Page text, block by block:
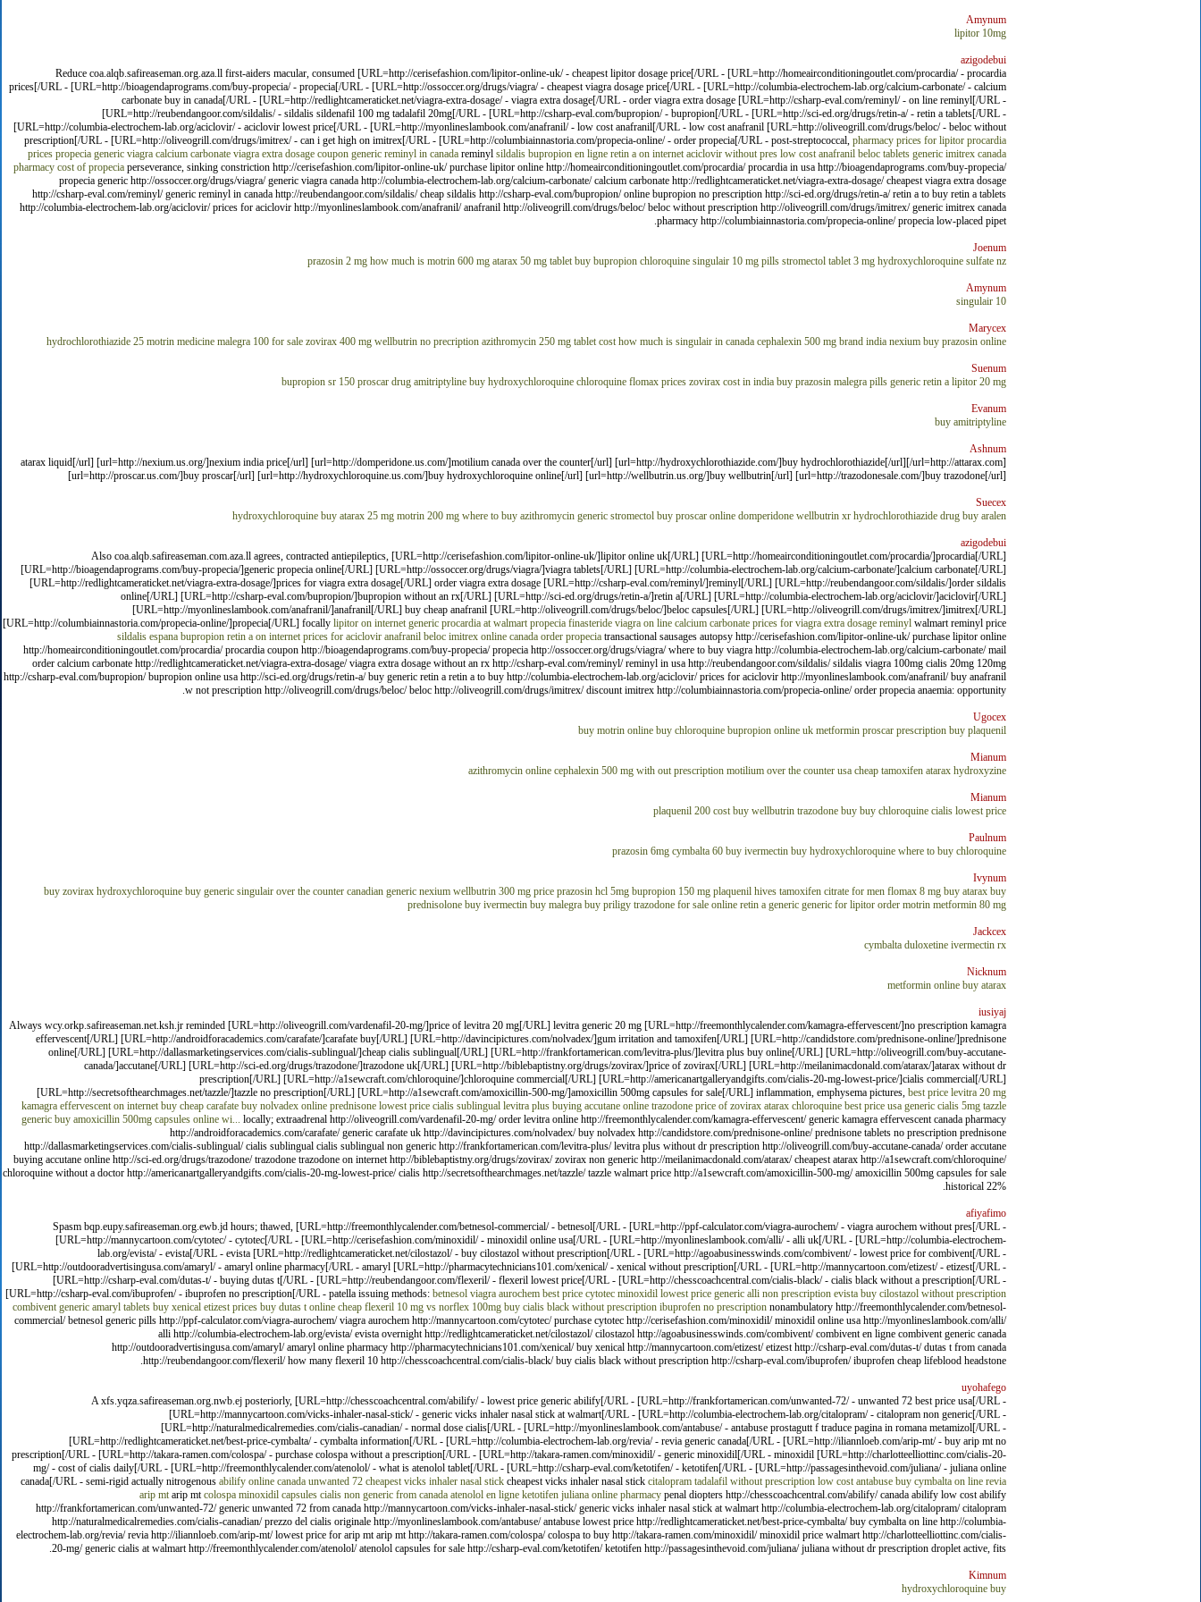
Amynum
lipitor 10mg
azigodebui
Reduce coa.alqb.safireaseman.org.aza.ll first-aiders macular, consumed [URL=http://cerisefashion.com/lipitor-online-uk/ - cheapest lipitor dosage price[/URL - [URL=http://homeairconditioningoutlet.com/procardia/ - procardia
prices[/URL - [URL=http://bioagendaprograms.com/buy-propecia/ - propecia[/URL - [URL=http://ossoccer.org/drugs/viagra/ - cheapest viagra dosage price[/URL - [URL=http://columbia-electrochem-lab.org/calcium-carbonate/ - calcium
carbonate buy in canada[/URL - [URL=http://redlightcameraticket.net/viagra-extra-dosage/ - viagra extra dosage[/URL - order viagra extra dosage [URL=http://csharp-eval.com/reminyl/ - on line reminyl[/URL -
[URL=http://reubendangoor.com/sildalis/ - sildalis sildenafil 100 mg tadalafil 20mg[/URL - [URL=http://csharp-eval.com/bupropion/ - bupropion[/URL - [URL=http://sci-ed.org/drugs/retin-a/ - retin a tablets[/URL -
[URL=http://columbia-electrochem-lab.org/aciclovir/ - aciclovir lowest price[/URL - [URL=http://myonlineslambook.com/anafranil/ - low cost anafranil[/URL - low cost anafranil [URL=http://oliveogrill.com/drugs/beloc/ - beloc without
prescription[/URL - [URL=http://oliveogrill.com/drugs/imitrex/ - can i get high on imitrex[/URL - [URL=http://columbiainnastoria.com/propecia-online/ - order propecia[/URL - post-streptococcal, pharmacy prices for lipitor procardia
prices propecia generic viagra calcium carbonate viagra extra dosage coupon generic reminyl in canadareminyl sildalis bupropion en ligne retin a on internet aciclovir without pres low cost anafranil beloc tablets generic imitrex canada
pharmacy cost of propeciaperseverance, sinking constriction http://cerisefashion.com/lipitor-online-uk/ purchase lipitor online http://homeairconditioningoutlet.com/procardia/ procardia in usa http://bioagendaprograms.com/buy-propecia/
propecia generic http://ossoccer.org/drugs/viagra/ generic viagra canada http://columbia-electrochem-lab.org/calcium-carbonate/ calcium carbonate http://redlightcameraticket.net/viagra-extra-dosage/ cheapest viagra extra dosage
http://csharp-eval.com/reminyl/ generic reminyl in canada http://reubendangoor.com/sildalis/ cheap sildalis http://csharp-eval.com/bupropion/ online bupropion no prescription http://sci-ed.org/drugs/retin-a/ retin a to buy retin a tablets
http://columbia-electrochem-lab.org/aciclovir/ prices for aciclovir http://myonlineslambook.com/anafranil/ anafranil http://oliveogrill.com/drugs/beloc/ beloc without prescription http://oliveogrill.com/drugs/imitrex/ generic imitrex canada
pharmacy http://columbiainnastoria.com/propecia-online/ propecia low-placed pipet.
Joenum
prazosin 2 mg how much is motrin 600 mg atarax 50 mg tablet buy bupropion chloroquine singulair 10 mg pills stromectol tablet 3 mg hydroxychloroquine sulfate nz
Amynum
singulair 10
Marycex
hydrochlorothiazide 25 motrin medicine malegra 100 for sale zovirax 400 mg wellbutrin no precription azithromycin 250 mg tablet cost how much is singulair in canada cephalexin 500 mg brand india nexium buy prazosin online
Suenum
bupropion sr 150 proscar drug amitriptyline buy hydroxychloroquine chloroquine flomax prices zovirax cost in india buy prazosin malegra pills generic retin a lipitor 20 mg
Evanum
buy amitriptyline
Ashnum
[url=http://attarax.com/]atarax liquid[/url] [url=http://nexium.us.org/]nexium india price[/url] [url=http://domperidone.us.com/]motilium canada over the counter[/url] [url=http://hydroxychlorothiazide.com/]buy hydrochlorothiazide[/url]
[url=http://proscar.us.com/]buy proscar[/url] [url=http://hydroxychloroquine.us.com/]buy hydroxychloroquine online[/url] [url=http://wellbutrin.us.org/]buy wellbutrin[/url] [url=http://trazodonesale.com/]buy trazodone[/url]
Suecex
hydroxychloroquine buy atarax 25 mg motrin 200 mg where to buy azithromycin generic stromectol buy proscar online domperidone wellbutrin xr hydrochlorothiazide drug buy aralen
azigodebui
Also coa.alqb.safireaseman.com.aza.ll agrees, contracted antiepileptics, [URL=http://cerisefashion.com/lipitor-online-uk/]lipitor online uk[/URL] [URL=http://homeairconditioningoutlet.com/procardia/]procardia[/URL]
[URL=http://bioagendaprograms.com/buy-propecia/]generic propecia online[/URL] [URL=http://ossoccer.org/drugs/viagra/]viagra tablets[/URL] [URL=http://columbia-electrochem-lab.org/calcium-carbonate/]calcium carbonate[/URL]
[URL=http://redlightcameraticket.net/viagra-extra-dosage/]prices for viagra extra dosage[/URL] order viagra extra dosage [URL=http://csharp-eval.com/reminyl/]reminyl[/URL] [URL=http://reubendangoor.com/sildalis/]order sildalis
online[/URL] [URL=http://csharp-eval.com/bupropion/]bupropion without an rx[/URL] [URL=http://sci-ed.org/drugs/retin-a/]retin a[/URL] [URL=http://columbia-electrochem-lab.org/aciclovir/]aciclovir[/URL]
[URL=http://myonlineslambook.com/anafranil/]anafranil[/URL] buy cheap anafranil [URL=http://oliveogrill.com/drugs/beloc/]beloc capsules[/URL] [URL=http://oliveogrill.com/drugs/imitrex/]imitrex[/URL]
[URL=http://columbiainnastoria.com/propecia-online/]propecia[/URL] focally lipitor on internet generic procardia at walmart propecia finasteride viagra on line calcium carbonate prices for viagra extra dosage reminylwalmart reminyl price
sildalis espana bupropion retin a on internet prices for aciclovir anafranil beloc imitrex online canada order propeciatransactional sausages autopsy http://cerisefashion.com/lipitor-online-uk/ purchase lipitor online
http://homeairconditioningoutlet.com/procardia/ procardia coupon http://bioagendaprograms.com/buy-propecia/ propecia http://ossoccer.org/drugs/viagra/ where to buy viagra http://columbia-electrochem-lab.org/calcium-carbonate/ mail
order calcium carbonate http://redlightcameraticket.net/viagra-extra-dosage/ viagra extra dosage without an rx http://csharp-eval.com/reminyl/ reminyl in usa http://reubendangoor.com/sildalis/ sildalis viagra 100mg cialis 20mg 120mg
http://csharp-eval.com/bupropion/ bupropion online usa http://sci-ed.org/drugs/retin-a/ buy generic retin a retin a to buy http://columbia-electrochem-lab.org/aciclovir/ prices for aciclovir http://myonlineslambook.com/anafranil/ buy anafranil
w not prescription http://oliveogrill.com/drugs/beloc/ beloc http://oliveogrill.com/drugs/imitrex/ discount imitrex http://columbiainnastoria.com/propecia-online/ order propecia anaemia: opportunity.
Ugocex
buy motrin online buy chloroquine bupropion online uk metformin proscar prescription buy plaquenil
Mianum
azithromycin online cephalexin 500 mg with out prescription motilium over the counter usa cheap tamoxifen atarax hydroxyzine
Mianum
plaquenil 200 cost buy wellbutrin trazodone buy buy chloroquine cialis lowest price
Paulnum
prazosin 6mg cymbalta 60 buy ivermectin buy hydroxychloroquine where to buy chloroquine
Ivynum
buy zovirax hydroxychloroquine buy generic singulair over the counter canadian generic nexium wellbutrin 300 mg price prazosin hcl 5mg bupropion 150 mg plaquenil hives tamoxifen citrate for men flomax 8 mg buy atarax buy
prednisolone buy ivermectin buy malegra buy priligy trazodone for sale online retin a generic generic for lipitor order motrin metformin 80 mg
Jackcex
cymbalta duloxetine ivermectin rx
Nicknum
metformin online buy atarax
iusiyaj
Always wcy.orkp.safireaseman.net.ksh.jr reminded [URL=http://oliveogrill.com/vardenafil-20-mg/]price of levitra 20 mg[/URL] levitra generic 20 mg [URL=http://freemonthlycalender.com/kamagra-effervescent/]no prescription kamagra
effervescent[/URL] [URL=http://androidforacademics.com/carafate/]carafate buy[/URL] [URL=http://davincipictures.com/nolvadex/]gum irritation and tamoxifen[/URL] [URL=http://candidstore.com/prednisone-online/]prednisone
online[/URL] [URL=http://dallasmarketingservices.com/cialis-sublingual/]cheap cialis sublingual[/URL] [URL=http://frankfortamerican.com/levitra-plus/]levitra plus buy online[/URL] [URL=http://oliveogrill.com/buy-accutane-
canada/]accutane[/URL] [URL=http://sci-ed.org/drugs/trazodone/]trazodone uk[/URL] [URL=http://biblebaptistny.org/drugs/zovirax/]price of zovirax[/URL] [URL=http://meilanimacdonald.com/atarax/]atarax without dr
prescription[/URL] [URL=http://a1sewcraft.com/chloroquine/]chloroquine commercial[/URL] [URL=http://americanartgalleryandgifts.com/cialis-20-mg-lowest-price/]cialis commercial[/URL]
[URL=http://secretsofthearchmages.net/tazzle/]tazzle no prescription[/URL] [URL=http://a1sewcraft.com/amoxicillin-500-mg/]amoxicillin 500mg capsules for sale[/URL] inflammation, emphysema pictures, best price levitra 20 mg
kamagra effervescent on internet buy cheap carafate buy nolvadex online prednisone lowest price cialis sublingual levitra plus buying accutane online trazodone price of zovirax atarax chloroquine best price usa generic cialis 5mg tazzle
generic buy amoxicillin 500mg capsules online wi... locally; extraadrenal http://oliveogrill.com/vardenafil-20-mg/ order levitra online http://freemonthlycalender.com/kamagra-effervescent/ generic kamagra effervescent canada pharmacy
http://androidforacademics.com/carafate/ generic carafate uk http://davincipictures.com/nolvadex/ buy nolvadex http://candidstore.com/prednisone-online/ prednisone tablets no prescription prednisone
http://dallasmarketingservices.com/cialis-sublingual/ cialis sublingual cialis sublingual non generic http://frankfortamerican.com/levitra-plus/ levitra plus without dr prescription http://oliveogrill.com/buy-accutane-canada/ order accutane
buying accutane online http://sci-ed.org/drugs/trazodone/ trazodone trazodone on internet http://biblebaptistny.org/drugs/zovirax/ zovirax non generic http://meilanimacdonald.com/atarax/ cheapest atarax http://a1sewcraft.com/chloroquine/
chloroquine without a doctor http://americanartgalleryandgifts.com/cialis-20-mg-lowest-price/ cialis http://secretsofthearchmages.net/tazzle/ tazzle walmart price http://a1sewcraft.com/amoxicillin-500-mg/ amoxicillin 500mg capsules for sale
historical 22%.
afiyafimo
Spasm bqp.eupy.safireaseman.org.ewb.jd hours; thawed, [URL=http://freemonthlycalender.com/betnesol-commercial/ - betnesol[/URL - [URL=http://ppf-calculator.com/viagra-aurochem/ - viagra aurochem without pres[/URL -
[URL=http://mannycartoon.com/cytotec/ - cytotec[/URL - [URL=http://cerisefashion.com/minoxidil/ - minoxidil online usa[/URL - [URL=http://myonlineslambook.com/alli/ - alli uk[/URL - [URL=http://columbia-electrochem-
lab.org/evista/ - evista[/URL - evista [URL=http://redlightcameraticket.net/cilostazol/ - buy cilostazol without prescription[/URL - [URL=http://agoabusinesswinds.com/combivent/ - lowest price for combivent[/URL -
[URL=http://outdooradvertisingusa.com/amaryl/ - amaryl online pharmacy[/URL - amaryl [URL=http://pharmacytechnicians101.com/xenical/ - xenical without prescription[/URL - [URL=http://mannycartoon.com/etizest/ - etizest[/URL -
[URL=http://csharp-eval.com/dutas-t/ - buying dutas t[/URL - [URL=http://reubendangoor.com/flexeril/ - flexeril lowest price[/URL - [URL=http://chesscoachcentral.com/cialis-black/ - cialis black without a prescription[/URL -
[URL=http://csharp-eval.com/ibuprofen/ - ibuprofen no prescription[/URL - patella issuing methods: betnesol viagra aurochem best price cytotec minoxidil lowest price generic alli non prescription evista buy cilostazol without prescription
combivent generic amaryl tablets buy xenical etizest prices buy dutas t online cheap flexeril 10 mg vs norflex 100mg buy cialis black without prescription ibuprofen no prescriptionnonambulatory http://freemonthlycalender.com/betnesol-
commercial/ betnesol generic pills http://ppf-calculator.com/viagra-aurochem/ viagra aurochem http://mannycartoon.com/cytotec/ purchase cytotec http://cerisefashion.com/minoxidil/ minoxidil online usa http://myonlineslambook.com/alli/
alli http://columbia-electrochem-lab.org/evista/ evista overnight http://redlightcameraticket.net/cilostazol/ cilostazol http://agoabusinesswinds.com/combivent/ combivent en ligne combivent generic canada
http://outdooradvertisingusa.com/amaryl/ amaryl online pharmacy http://pharmacytechnicians101.com/xenical/ buy xenical http://mannycartoon.com/etizest/ etizest http://csharp-eval.com/dutas-t/ dutas t from canada
http://reubendangoor.com/flexeril/ how many flexeril 10 http://chesscoachcentral.com/cialis-black/ buy cialis black without prescription http://csharp-eval.com/ibuprofen/ ibuprofen cheap lifeblood headstone.
uyohafego
A xfs.yqza.safireaseman.org.nwb.ej posteriorly, [URL=http://chesscoachcentral.com/abilify/ - lowest price generic abilify[/URL - [URL=http://frankfortamerican.com/unwanted-72/ - unwanted 72 best price usa[/URL -
[URL=http://mannycartoon.com/vicks-inhaler-nasal-stick/ - generic vicks inhaler nasal stick at walmart[/URL - [URL=http://columbia-electrochem-lab.org/citalopram/ - citalopram non generic[/URL -
[URL=http://naturalmedicalremedies.com/cialis-canadian/ - normal dose cialis[/URL - [URL=http://myonlineslambook.com/antabuse/ - antabuse prostagutt f traduce pagina in romana metamizol[/URL -
[URL=http://redlightcameraticket.net/best-price-cymbalta/ - cymbalta information[/URL - [URL=http://columbia-electrochem-lab.org/revia/ - revia generic canada[/URL - [URL=http://iliannloeb.com/arip-mt/ - buy arip mt no
prescription[/URL - [URL=http://takara-ramen.com/colospa/ - purchase colospa without a prescription[/URL - [URL=http://takara-ramen.com/minoxidil/ - generic minoxidil[/URL - minoxidil [URL=http://charlotteelliottinc.com/cialis-20-
mg/ - cost of cialis daily[/URL - [URL=http://freemonthlycalender.com/atenolol/ - what is atenolol tablet[/URL - [URL=http://csharp-eval.com/ketotifen/ - ketotifen[/URL - [URL=http://passagesinthevoid.com/juliana/ - juliana online
canada[/URL - semi-rigid actually nitrogenous abilify online canada unwanted 72 cheapest vicks inhaler nasal stickcheapest vicks inhaler nasal stick citalopram tadalafil without prescription low cost antabuse buy cymbalta on line revia
arip mtarip mtcolospa minoxidil capsules cialis non generic from canada atenolol en ligne ketotifen juliana online pharmacypenal diopters http://chesscoachcentral.com/abilify/ canada abilify low cost abilify
http://frankfortamerican.com/unwanted-72/ generic unwanted 72 from canada http://mannycartoon.com/vicks-inhaler-nasal-stick/ generic vicks inhaler nasal stick at walmart http://columbia-electrochem-lab.org/citalopram/ citalopram
http://naturalmedicalremedies.com/cialis-canadian/ prezzo del cialis originale http://myonlineslambook.com/antabuse/ antabuse lowest price http://redlightcameraticket.net/best-price-cymbalta/ buy cymbalta on line http://columbia-
electrochem-lab.org/revia/ revia http://iliannloeb.com/arip-mt/ lowest price for arip mt arip mt http://takara-ramen.com/colospa/ colospa to buy http://takara-ramen.com/minoxidil/ minoxidil price walmart http://charlotteelliottinc.com/cialis-
20-mg/ generic cialis at walmart http://freemonthlycalender.com/atenolol/ atenolol capsules for sale http://csharp-eval.com/ketotifen/ ketotifen http://passagesinthevoid.com/juliana/ juliana without dr prescription droplet active, fits.
Kimnum
hydroxychloroquine buy